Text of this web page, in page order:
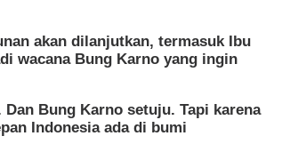
akan dilanjutkan, termasuk Ibu
wacana Bung Karno yang ingin
Bung Karno setuju. Tapi karena
Indonesia ada di bumi